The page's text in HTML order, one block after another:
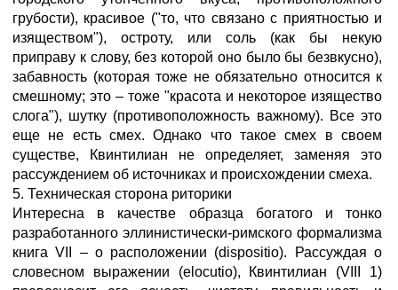
грубости), красивое ("то, что связано с приятностью и
изяществом"), остроту, или соль (как бы некую
приправу к слову, без которой оно было бы безвкусно),
забавность (которая тоже не обязательно относится к
смешному; это – тоже "красота и некоторое изящество
слога"), шутку (противоположность важному). Все это
еще не есть смех. Однако что такое смех в своем
существе, Квинтилиан не определяет, заменяя это
рассуждением об источниках и происхождении смеха.
5. Техническая сторона риторики
Интересна в качестве образца богатого и тонко
разработанного эллинистически-римского формализма
книга VII – о расположении (dispositio). Рассуждая о
словесном выражении (elocutio), Квинтилиан (VIII 1)